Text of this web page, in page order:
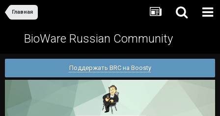
Главная
BioWare Russian Community
Поддержать BRC на Boosty